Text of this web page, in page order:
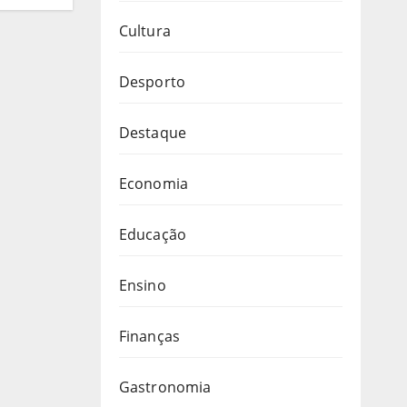
Cultura
Desporto
Destaque
Economia
Educação
Ensino
Finanças
Gastronomia